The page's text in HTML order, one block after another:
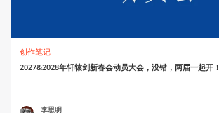
创作笔记
2027&2028年轩辕剑新春会动员大会，没错，两届一起开！
李思明